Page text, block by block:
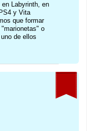
Labyrinth, en
y Vita
que formar
o
de ellos